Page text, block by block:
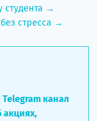
студента →
стресса →
канал
акциях,